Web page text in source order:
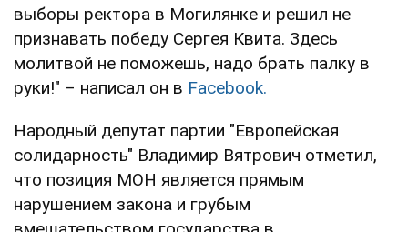
выборы ректора в Могилянке и решил не
признавать победу Сергея Квита. Здесь
молитвой не поможешь, надо брать палку в
руки!" – написал он в Facebook.
Народный депутат партии "Европейская
солидарность" Владимир Вятрович отметил,
что позиция МОН является прямым
нарушением закона и грубым